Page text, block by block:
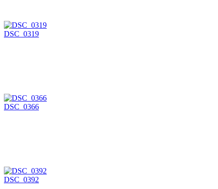
DSC_0319
DSC_0366
DSC_0392